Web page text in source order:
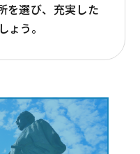
を選び、充実した
う。